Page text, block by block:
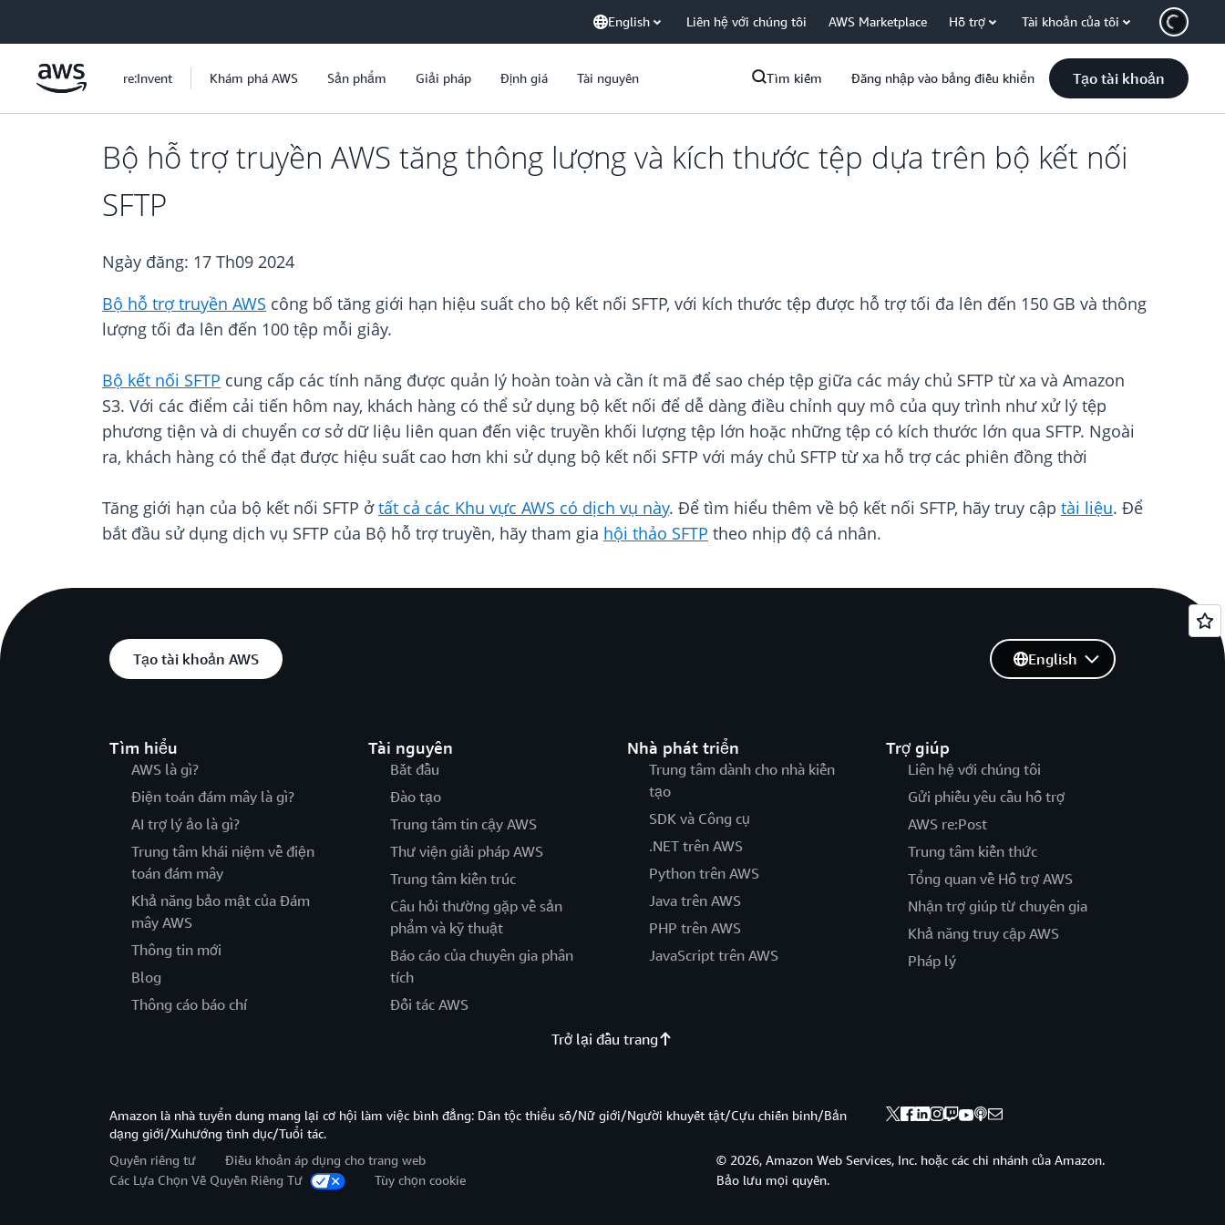
English Liên hệ với chúng tôi AWS Marketplace Hỗ trợ Tài khoản của tôi
re:Invent Khám phá AWS Sản phẩm Giải pháp Định giá Tài nguyên Tìm kiếm Đăng nhập vào bảng điều khiển Tạo tài khoản
Bộ hỗ trợ truyền AWS tăng thông lượng và kích thước tệp dựa trên bộ kết nối
SFTP
Ngày đăng: 17 Th09 2024
Bộ hỗ trợ truyền AWS công bố tăng giới hạn hiệu suất cho bộ kết nối SFTP, với kích thước tệp được hỗ trợ tối đa lên đến 150 GB và thông
lượng tối đa lên đến 100 tệp mỗi giây.
Bộ kết nối SFTP cung cấp các tính năng được quản lý hoàn toàn và cần ít mã để sao chép tệp giữa các máy chủ SFTP từ xa và Amazon
S3. Với các điểm cải tiến hôm nay, khách hàng có thể sử dụng bộ kết nối để dễ dàng điều chỉnh quy mô của quy trình như xử lý tệp
phương tiện và di chuyển cơ sở dữ liệu liên quan đến việc truyền khối lượng tệp lớn hoặc những tệp có kích thước lớn qua SFTP. Ngoài
ra, khách hàng có thể đạt được hiệu suất cao hơn khi sử dụng bộ kết nối SFTP với máy chủ SFTP từ xa hỗ trợ các phiên đồng thời
Tăng giới hạn của bộ kết nối SFTP ởtất cả các Khu vực AWS có dịch vụ này. Để tìm hiểu thêm về bộ kết nối SFTP, hãy truy cập tài liệu. Để
bắt đầu sử dụng dịch vụ SFTP của Bộ hỗ trợ truyền, hãy tham gia hội thảo SFTP theo nhịp độ cá nhân.
Tạo tài khoản AWS
Tìm hiểu
AWS là gì?
Điện toán đám mây là gì?
AI trợ lý ảo là gì?
Trung tâm khái niệm về điện
toán đám mây
Khả năng bảo mật của Đám
mây AWS
Thông tin mới
Blog
Thông cáo báo chí
Tài nguyên
Bắt đầu
Đào tạo
Trung tâm tin cậy AWS
Thư viện giải pháp AWS
Trung tâm kiến trúc
Câu hỏi thường gặp về sản
phẩm và kỹ thuật
Báo cáo của chuyên gia phân
tích
Đối tác AWS
Nhà phát triển
Trung tâm dành cho nhà kiến
tạo
SDK và Công cụ
.NET trên AWS
Python trên AWS
Java trên AWS
PHP trên AWS
JavaScript trên AWS
Trợ giúp
Liên hệ với chúng tôi
Gửi phiếu yêu cầu hỗ trợ
AWS re:Post
Trung tâm kiến thức
Tổng quan về Hỗ trợ AWS
Nhận trợ giúp từ chuyên gia
Khả năng truy cập AWS
Pháp lý
English
Trở lại đầu trang
Amazon là nhà tuyển dung mang lại cơ hội làm việc bình đẳng: Dân tộc thiểu số/Nữ giới/Người khuyết tật/Cựu chiến binh/Bản
dạng giới/Xuhướng tình dục/Tuổi tác.
Quyền riêng tư
Điều khoản áp dụng cho trang web
Các Lựa Chọn Về Quyền Riêng Tư
Tùy chọn cookie
© 2026, Amazon Web Services, Inc. hoặc các chi nhánh của Amazon.
Bảo lưu mọi quyền.